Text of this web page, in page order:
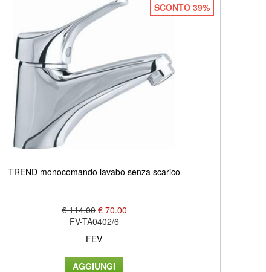
SCONTO 39%
TREND monocomando lavabo senza scarico
€ 114.00 € 70.00
FV-TA0402/6
FEV